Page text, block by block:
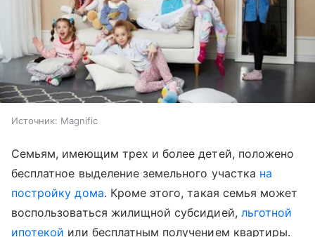
Источник: Magnific
Семьям, имеющим трех и более детей, положено
бесплатное выделение земельного участка на
постройку дома. Кроме этого, такая семья может
воспользоваться жилищной субсидией, льготной
ипотекой или бесплатным получением квартиры.